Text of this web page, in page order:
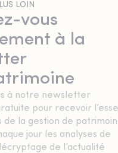
LOIN
vous
à la
à notre newsletter
pour recevoir
de la gestion de
jour les analyses de
de l’actualité